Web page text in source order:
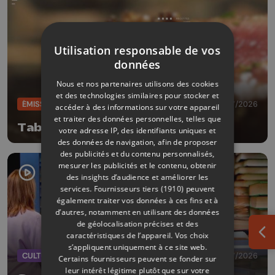
ÉMISSIONS 04/07/2026
Table et terroir
CULTURE 04/07/2026
Utilisation responsable de vos
données
Nous et nos partenaires utilisons des cookies
et des technologies similaires pour stocker et
accéder à des informations sur votre appareil
et traiter des données personnelles, telles que
votre adresse IP, des identifiants uniques et
des données de navigation, afin de proposer
des publicités et du contenu personnalisés,
mesurer les publicités et le contenu, obtenir
des insights d’audience et améliorer les
services. Fournisseurs tiers (1910) peuvent
également traiter vos données à ces fins et à
d’autres, notamment en utilisant des données
de géolocalisation précises et des
caractéristiques de l’appareil. Vos choix
s’appliquent uniquement à ce site web.
Certains fournisseurs peuvent se fonder sur
leur intérêt légitime plutôt que sur votre